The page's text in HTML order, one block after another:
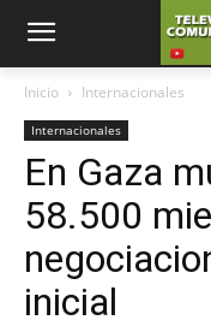
Inicio Internacionales
Internacionales
En Gaza
58.500
inicial